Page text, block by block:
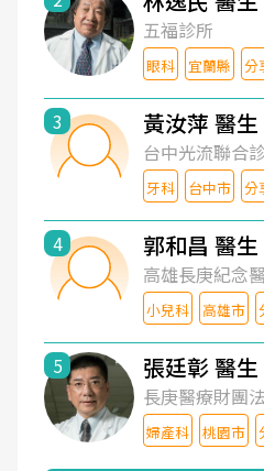
五福診所
眼科 宜蘭縣 分
3 黃汝萍 醫生
台中光流聯合
牙科 台中市 分
4 郭和昌 醫生
高雄長庚紀念
小兒科 高雄市
5 張廷彰 醫生
長庚醫療財團
婦產科 桃園市